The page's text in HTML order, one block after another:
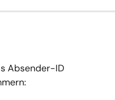
Absender-ID